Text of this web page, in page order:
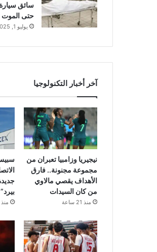
سائق
حتى الموت
يوليو 1, 2025
آخر أخبار التكنولوجيا
نيجيريا وزامبيا تعبران من
مجموعة مجنونة.. فارق
الأهداف يقصي مالاوي
من كان السيدات
منذ 21 ساعة منذ 21 ساعة